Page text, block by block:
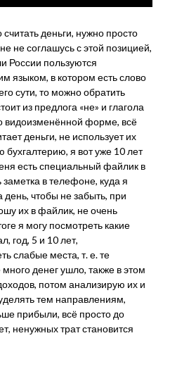
деньги, нужно просто
не соглашусь с этой позицией,
России пользуются
языком, в котором есть слово
сути, то можно обратить
из предлога «не» и глагола
видоизменённой форме, всё
деньги, не использует их
бухгалтерию, я вот уже 10 лет
есть специальный файлик в
в телефоне, куда я
чтобы не забыть, при
их в файлик, не очень
я могу посмотреть какие
год, 5 и 10 лет,
слабые места, т. е. те
денег ушло, также в этом
потом анализирую их и
тем направлениям,
прибыли, всё просто до
ненужных трат становится